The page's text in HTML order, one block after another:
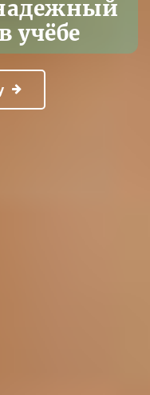
учёбе